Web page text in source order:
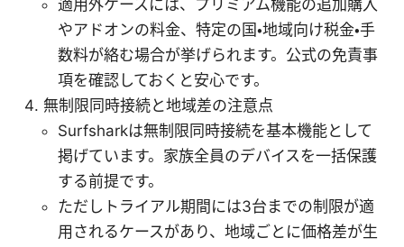
適用外ケースには、プリミアム機能の追加購入
やアドオンの料金、特定の国・地域向け税金・手
数料が絡む場合が挙げられます。公式の免責事
項を確認しておくと安心です。
無制限同時接続と地域差の注意点
Surfsharkは無制限同時接続を基本機能として
掲げています。家族全員のデバイスを一括保護
する前提です。
ただしトライアル期間には3台までの制限が適
用されるケースがあり、地域ごとに価格差が生